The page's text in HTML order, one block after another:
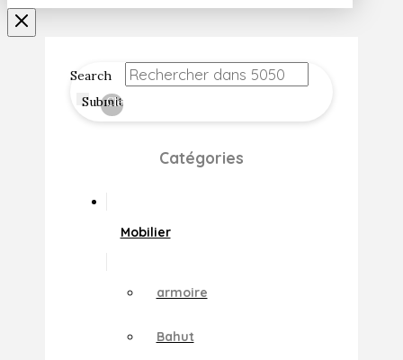
Search
Submit
Clear
Catégories
Mobilier
armoire
Bahut